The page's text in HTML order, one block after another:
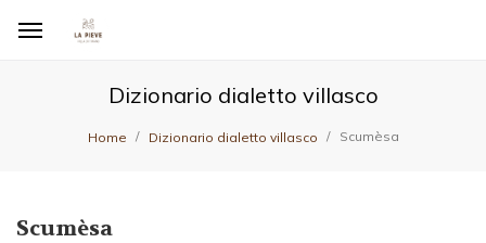
Dizionario dialetto villasco
Home Dizionario dialetto villasco Scumèsa
Scumèsa